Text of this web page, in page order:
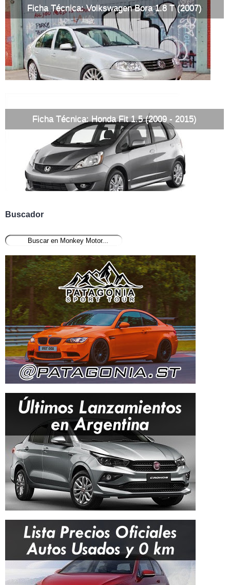
Ficha Técnica: Volkswagen Bora 1.8 T (2007)
Ficha Técnica: Honda Fit 1.5 (2009 - 2015)
Buscador